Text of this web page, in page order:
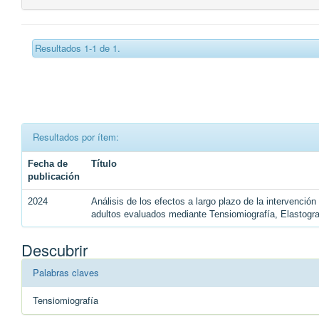
Resultados 1-1 de 1.
Resultados por ítem:
Fecha de
publicación
Título
2024
Análisis de los efectos a largo plazo de la
adultos evaluados mediante Tensiomiografía,
Descubrir
Palabras claves
Tensiomiografía